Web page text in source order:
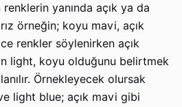
yanında açık ya da
örneğin; koyu mavi, açık
renkler söylenirken açık
light, koyu olduğunu belirtmek
Örnekleyecek olursak
light blue; açık mavi gibi